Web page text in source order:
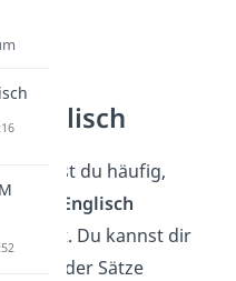
Englisch
findest du häufig,
in Englisch
musst. Du kannst dir
der Sätze